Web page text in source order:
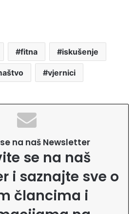
fitna iskušenje
vjernici
na naš Newsletter
se na naš
i saznajte sve o
člancima i